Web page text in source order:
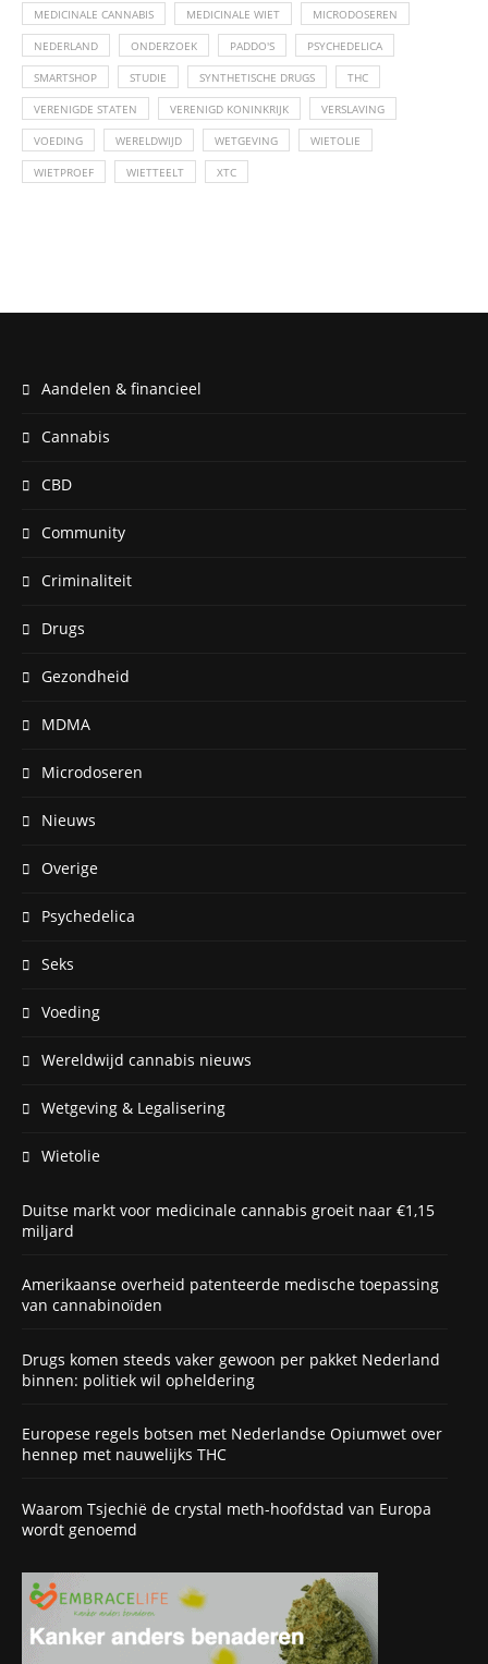
MEDICINALE CANNABIS MEDICINALE WIET MICRODOSEREN
NEDERLAND ONDERZOEK PADDO'S PSYCHEDELICA
SMARTSHOP STUDIE SYNTHETISCHE DRUGS THC
VERENIGDE STATEN VERENIGD KONINKRIJK VERSLAVING
VOEDING WERELDWIJD WETGEVING WIETOLIE
WIETPROEF WIETTEELT XTC
Aandelen & financieel
Cannabis
CBD
Community
Criminaliteit
Drugs
Gezondheid
MDMA
Microdoseren
Nieuws
Overige
Psychedelica
Seks
Voeding
Wereldwijd cannabis nieuws
Wetgeving & Legalisering
Wietolie
Duitse markt voor medicinale cannabis groeit naar €1,15
miljard
Amerikaanse overheid patenteerde medische toepassing
van cannabinoïden
Drugs komen steeds vaker gewoon per pakket Nederland
binnen: politiek wil opheldering
Europese regels botsen met Nederlandse Opiumwet over
hennep met nauwelijks THC
Waarom Tsjechië de crystal meth-hoofdstad van Europa
wordt genoemd